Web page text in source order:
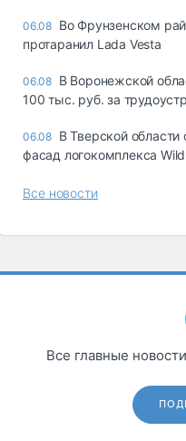
06.08 Во Фрунзенском
протаранил Lada Vesta
06.08 В Воронежской
100 тыс. руб. за
06.08 В Тверской
фасад логокомплекса
Все новости
Все главные